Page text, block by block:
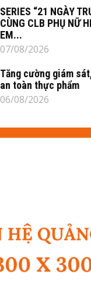
SERIES “21 NGÀY
CÙNG CLB PHỤ NỮ
EM...
07/08/2026
Tăng cường giám
an toàn thực phẩm
06/08/2026